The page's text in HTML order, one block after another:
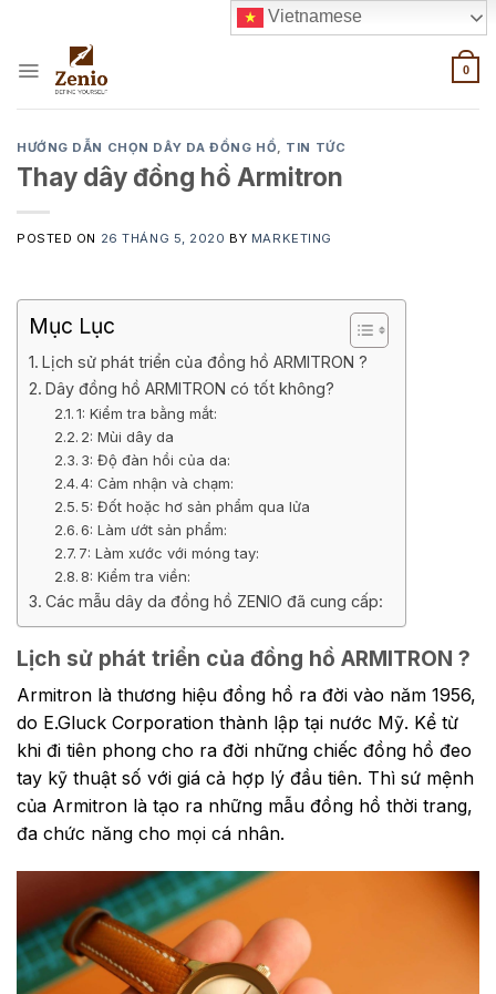
content
0
HƯỚNG DẪN CHỌN DÂY DA ĐỒNG HỒ, TIN TỨC
Thay dây đồng hồ Armitron
POSTED ON 26 THÁNG 5, 2020 BY MARKETING
Mục Lục
Lịch sử phát triển của đồng hồ ARMITRON ?
Dây đồng hồ ARMITRON có tốt không?
1: Kiểm tra bằng mắt:
2: Mùi dây da
3: Độ đàn hồi của da:
​4: Cảm nhận và chạm:
5: Đốt hoặc hơ sản phẩm qua lửa
6: Làm ướt sản phẩm:
7: Làm xước với móng tay:
8: Kiểm tra viền:
Các mẫu dây da đồng hồ ZENIO đã cung cấp:
Lịch sử phát triển của đồng hồ ARMITRON ?
Armitron là thương hiệu đồng hồ ra đời vào năm 1956,
do E.Gluck Corporation thành lập tại nước Mỹ. Kể từ
khi đi tiên phong cho ra đời những chiếc đồng hồ đeo
tay kỹ thuật số với giá cả hợp lý đầu tiên. Thì sứ mệnh
của Armitron là tạo ra những mẫu đồng hồ thời trang,
đa chức năng cho mọi cá nhân.
Vietnamese